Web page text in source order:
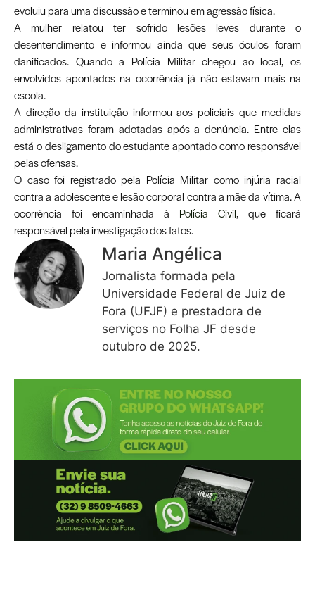
evoluiu para uma discussão e terminou em agressão física.
A mulher relatou ter sofrido lesões leves durante o
desentendimento e informou ainda que seus óculos foram
danificados. Quando a Polícia Militar chegou ao local, os
envolvidos apontados na ocorrência já não estavam mais na
escola.
A direção da instituição informou aos policiais que medidas
administrativas foram adotadas após a denúncia. Entre elas
está o desligamento do estudante apontado como responsável
pelas ofensas.
O caso foi registrado pela Polícia Militar como injúria racial
contra a adolescente e lesão corporal contra a mãe da vítima. A
ocorrência foi encaminhada à Polícia Civil, que ficará
responsável pela investigação dos fatos.
Maria Angélica
Jornalista formada pela
Universidade Federal de Juiz de
Fora (UFJF) e prestadora de
serviços no Folha JF desde
outubro de 2025.